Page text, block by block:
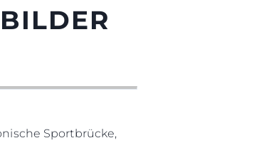
Sportbrücke,